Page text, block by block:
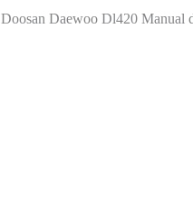
Doosan Daewoo Dl420 Manual